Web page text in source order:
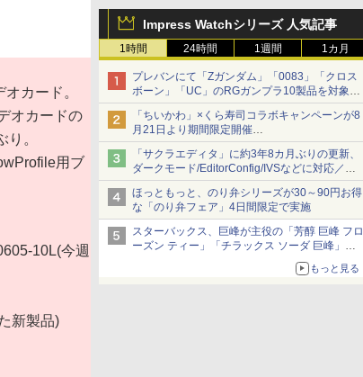
Impress Watchシリーズ 人気記事
1時間 24時間 1週間 1カ月
プレバンにて「Zガンダム」「0083」「クロス
ボーン」「UC」のRGガンプラ10製品を対象に
した抽選販売が8月10日11時より実施！
「ちいかわ」×くら寿司コラボキャンペーンが8
月21日より期間限定開催
オリジナルの湯呑みや寿司皿が景品に登場！
「サクラエディタ」に約3年8カ月ぶりの更新、
ダークモード/EditorConfig/IVSなどに対応／複
数の脆弱性に対処したセキュリティアップデー
ト
ほっともっと、のり弁シリーズが30～90円お得
な「のり弁フェア」4日間限定で実施
スターバックス、巨峰が主役の「芳醇 巨峰 フロ
ーズン ティー」「チラックス ソーダ 巨峰」発
もっと見る
カード。
オカードの
。
用ブ
10L(今週
新製品)